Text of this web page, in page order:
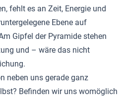
fehlt es an Zeit, Energie und
Ebene auf
Gipfel der Pyramide stehen
und – wäre das nicht
neben uns gerade ganz
Befinden wir uns womöglich